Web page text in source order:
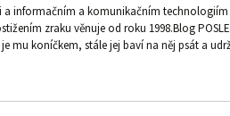
a informačním a komunikačním
zraku věnuje od roku 1998.Blog
mu koníčkem, stále jej baví na něj psát a